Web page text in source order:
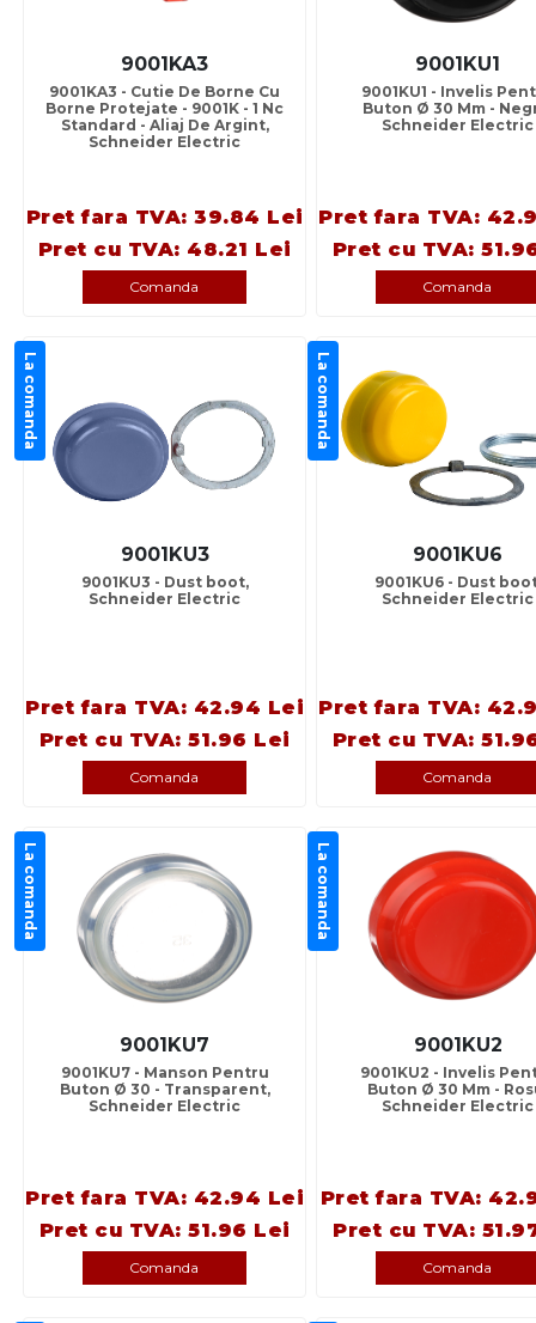
9001KA3
9001KA3 - Cutie De Borne Cu
Borne Protejate - 9001K - 1 Nc
Standard - Aliaj De Argint,
Schneider Electric
Pret fara TVA: 39.84 Lei
Pret cu TVA: 48.21 Lei
Comanda
9001KU1
9001KU1 - Invelis
Buton Ø 30 Mm -
Schneider Electric
Pret fara TVA:
Pret cu TVA:
Comanda
La comanda
9001KU3
9001KU3 - Dust boot,
Schneider Electric
Pret fara TVA: 42.94 Lei
Pret cu TVA: 51.96 Lei
Comanda
La comanda
9001KU6
9001KU6 - Dust
Schneider Electric
Pret fara TVA:
Pret cu TVA:
Comanda
La comanda
9001KU7
9001KU7 - Manson Pentru
Buton Ø 30 - Transparent,
Schneider Electric
Pret fara TVA: 42.94 Lei
Pret cu TVA: 51.96 Lei
Comanda
La comanda
9001KU2
9001KU2 - Invelis
Buton Ø 30 Mm -
Schneider Electric
Pret fara TVA:
Pret cu TVA:
Comanda